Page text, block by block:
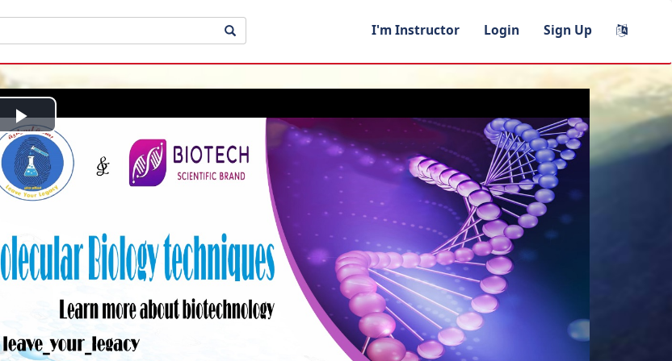
I'm Instructor Login Sign Up
Play
Video